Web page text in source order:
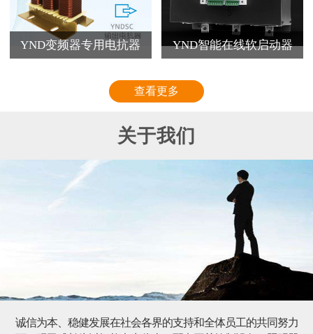
YND变频器专用电抗器 YND智能在线软启动器
查看更多
关于我们
诚信为本、稳健发展在社会各界的支持和全体员工的共同努力